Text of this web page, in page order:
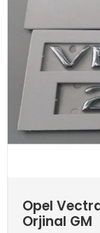
Opel Vectra
Orjinal GM